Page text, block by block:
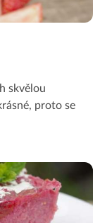
skvělou
proto se